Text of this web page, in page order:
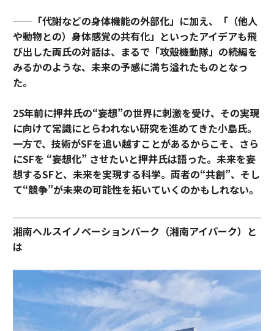
──「代謝などの身体機能の外部化」に加え、「（他人
や動物との）身体感覚の共有化」といったアイデアも飛
び出した両氏の対話は、まるで「攻殻機動隊」の続編を
みるかのような、未来の予感に満ち溢れたものとなっ
た。
25年前に押井氏の“妄想”の世界に刺激を受け、その実現
に向けて常識にとらわれない研究を進めてきた小島氏。
一方で、技術がSFを追い越すことがあるからこそ、さら
にSFを “妄想化” させたいと押井氏は語った。未来を妄
想するSFと、未来を実現する科学。両者の“共創”、そし
て“競争”が未来の可能性を拓いていくのかもしれない。
湘南ヘルスイノベーションパーク（湘南アイパーク）と
は